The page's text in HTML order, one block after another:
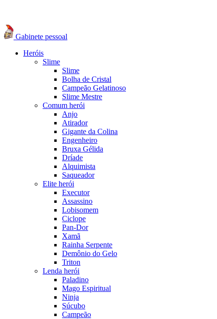
Gabinete pessoal
Heróis
Slime
Slime
Bolha de Cristal
Campeão Gelatinoso
Slime Mestre
Comum herói
Anjo
Atirador
Gigante da Colina
Engenheiro
Bruxa Gélida
Dríade
Alquimista
Saqueador
Elite herói
Executor
Assassino
Lobisomem
Ciclope
Pan-Dor
Xamã
Rainha Serpente
Demônio do Gelo
Triton
Lenda herói
Paladino
Mago Espiritual
Ninja
Súcubo
Campeão